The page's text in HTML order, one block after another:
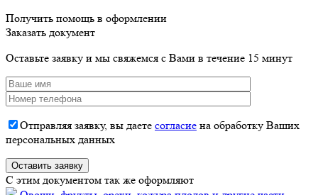
Получить помощь в оформлении
Заказать документ
Оставьте заявку и мы свяжемся с Вами в течение 15 минут
Отправляя заявку, вы даете согласие на обработку Ваших
персональных данных
C этим документом так же оформляют